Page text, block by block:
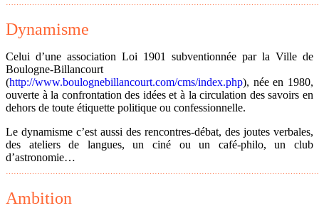
Dynamisme
Celui d’une association Loi 1901 subventionnée par la Ville de
Boulogne-Billancourt
(http://www.boulognebillancourt.com/cms/index.php), née en 1980,
ouverte à la confrontation des idées et à la circulation des savoirs en
dehors de toute étiquette politique ou confessionnelle.
Le dynamisme c’est aussi des rencontres-débat, des joutes verbales,
des ateliers de langues, un ciné ou un café-philo, un club
d’astronomie…
Ambition